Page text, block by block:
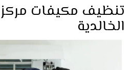
تنظيف مكيفات
الخالدية